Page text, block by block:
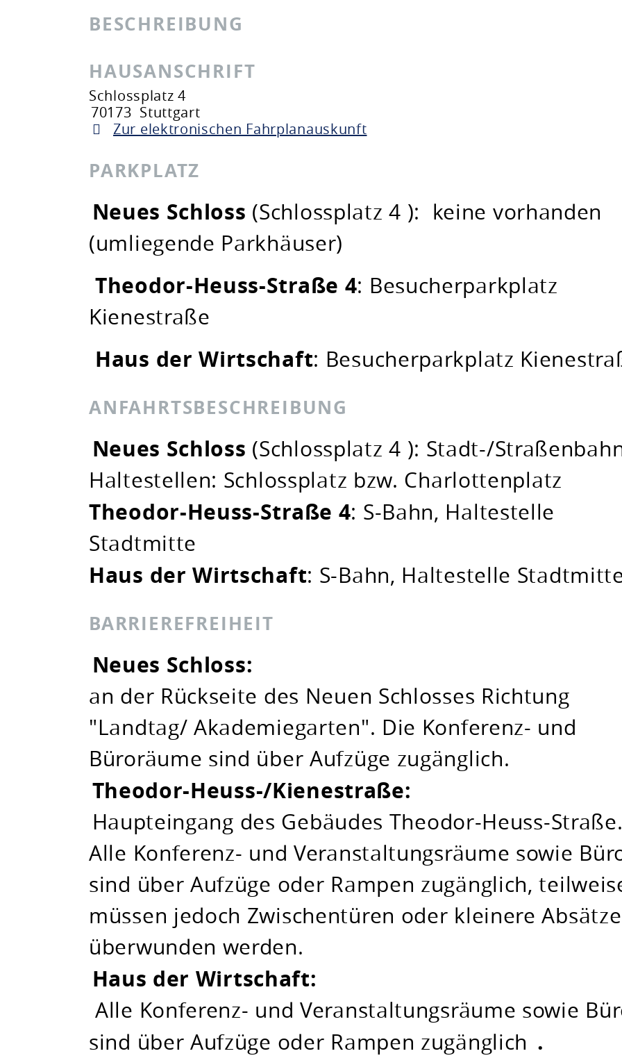
BESCHREIBUNG
HAUSANSCHRIFT
Schlossplatz 4
70173 Stuttgart
Zur elektronischen Fahrplanauskunft
PARKPLATZ
Neues Schloss (Schlossplatz 4 ): keine vorhanden
(umliegende Parkhäuser)
Theodor-Heuss-Straße 4: Besucherparkplatz
Kienestraße
Haus der Wirtschaft: Besucherparkplatz
ANFAHRTSBESCHREIBUNG
Neues Schloss (Schlossplatz 4 ): Stadt-/
Haltestellen: Schlossplatz bzw. Charlottenplatz
Theodor-Heuss-Straße 4: S-Bahn, Haltestelle
Stadtmitte
Haus der Wirtschaft: S-Bahn, Haltestelle
BARRIEREFREIHEIT
Neues Schloss:
an der Rückseite des Neuen Schlosses Richtung
"Landtag/ Akademiegarten". Die Konferenz- und
Büroräume sind über Aufzüge zugänglich.
Theodor-Heuss-/Kienestraße:
Haupteingang des Gebäudes Theodor-Heuss-
Alle Konferenz- und Veranstaltungsräume sowie
sind über Aufzüge oder Rampen zugänglich,
müssen jedoch Zwischentüren oder kleinere Absätze
überwunden werden.
Haus der Wirtschaft:
Alle Konferenz- und Veranstaltungsräume sowie
sind über Aufzüge oder Rampen zugänglich .